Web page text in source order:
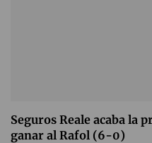
Seguros Reale acaba la
ganar al Rafol (6-0)